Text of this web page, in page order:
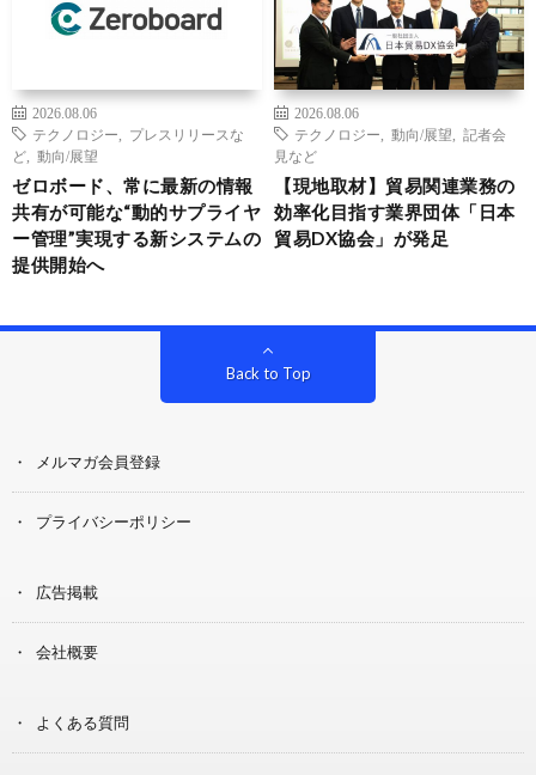
2026.08.06
テクノロジー
プレスリリースな
ど
動向/展望
ゼロボード、常に最新の情報
共有が可能な“動的サプライヤ
ー管理”実現する新システムの
提供開始へ
2026.08.06
テクノロジー
動向/展望
記者会
見など
【現地取材】貿易関連業務の
効率化目指す業界団体「日本
貿易DX協会」が発足
Back to Top
メルマガ会員登録
プライバシーポリシー
広告掲載
会社概要
よくある質問